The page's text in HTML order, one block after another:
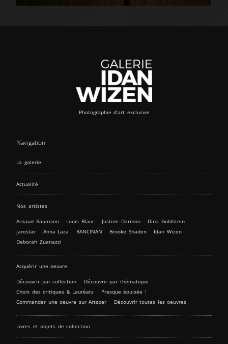
Photographie d’art exclusive
Navigation
La galerie
Actualité
Nos artistes
Arnaud Baumann Louis Blanc Justine Darmon
Dina Goldstein
Jaroslav
Anna Laza RANCINAN Brooke Shaden
Idan Wizen
Deborah Zuanazzi
Acquérir une oeuvre
Découvrir par collection
Découvrir par thématique
Choix des critiques & Lauréats
Presque épuisée !
Commander une oeuvre sur Artsper
Découvrir toutes les oeuvres
Livres et objets de collection